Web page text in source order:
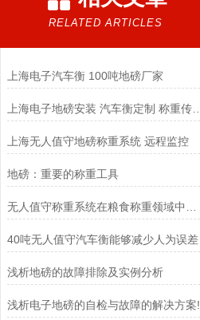
RELATED ARTICLES
上海电子汽车衡 100吨地磅厂家
上海电子地磅安装 汽车衡定制 称重传感器
上海无人值守地磅称重系统 远程监控
地磅：重要的称重工具
40吨无人值守汽车衡能够减少人为误差
浅析地磅的故障排除及实例分析
浅析电子地磅的自检与故障的解决方案!